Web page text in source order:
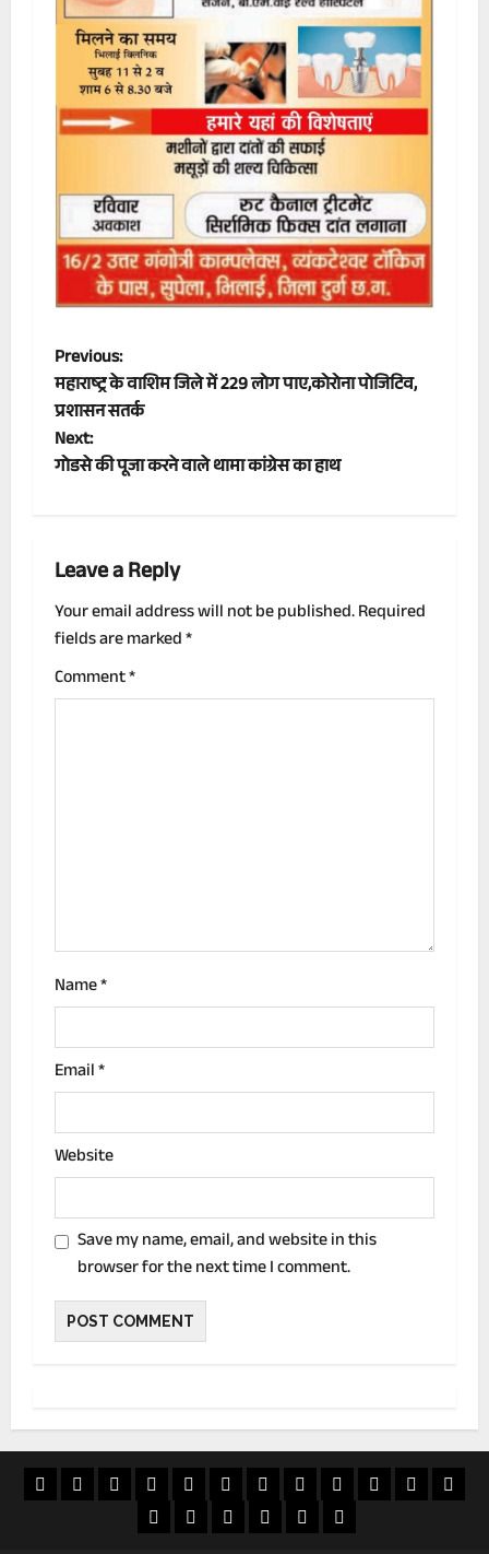
P
o
s
n
a
v
i
n
Previous:
महाराष्ट्र के वाशिम जिले में 229 लोग पाए,कोरोना पोजिटिव,
प्रशासन सतर्क
Next:
गोडसे की पूजा करने वाले थामा कांग्रेस का हाथ
Leave a Reply
Your email address will not be published.Required
fields are marked*
Comment*
Name*
Email*
Website
Save my name, email, and website in this
browser for the next time I comment.
खास
राज्य विदेशअपराध
देश खेल आस्थामनोरंजनवीडियोचुनावराशिफल
शिक्षासियासत
ई
स्वास्थ्यजापान
20